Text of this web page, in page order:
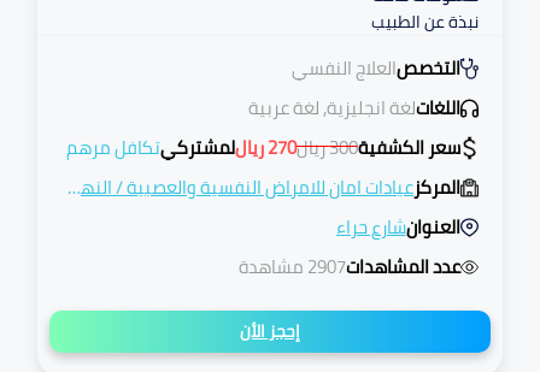
نبذة عن الطبيب
التخصصالعلاج النفسي
اللغاتلغة انجليزية, لغة عربية
سعر الكشفية300ريال270رياللمشتركيتكافل مرهم
المركزعيادات امان للامراض النفسية والعصبية/النهضة
العنوانشارع حراء
عدد المشاهدات2907 مشاهدة
إحجز الأن